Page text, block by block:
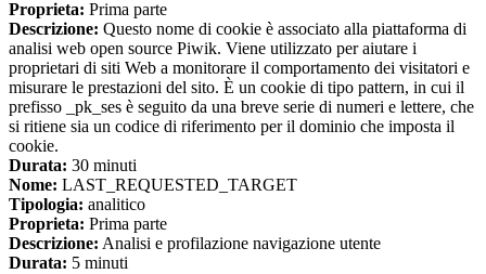
Proprieta: Prima parte
Descrizione: Questo nome di cookie è associato alla piattaforma di
analisi web open source Piwik. Viene utilizzato per aiutare i
proprietari di siti Web a monitorare il comportamento dei visitatori e
misurare le prestazioni del sito. È un cookie di tipo pattern, in cui il
prefisso _pk_ses è seguito da una breve serie di numeri e lettere, che
si ritiene sia un codice di riferimento per il dominio che imposta il
cookie.
Durata: 30 minuti
Nome: LAST_REQUESTED_TARGET
Tipologia: analitico
Proprieta: Prima parte
Descrizione: Analisi e profilazione navigazione utente
Durata: 5 minuti